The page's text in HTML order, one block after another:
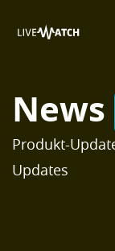
News
Produkt-
Updates